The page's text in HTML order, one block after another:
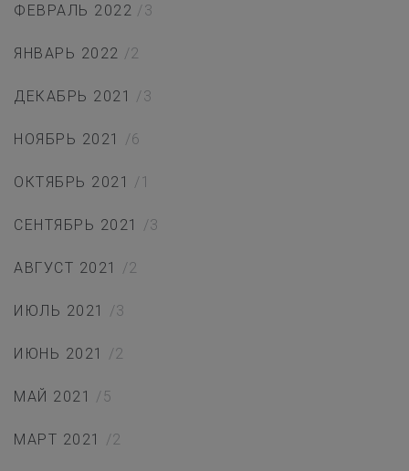
ФЕВРАЛЬ 2022 /3
ЯНВАРЬ 2022 /2
ДЕКАБРЬ 2021 /3
НОЯБРЬ 2021 /6
ОКТЯБРЬ 2021 /1
СЕНТЯБРЬ 2021 /3
АВГУСТ 2021 /2
ИЮЛЬ 2021 /3
ИЮНЬ 2021 /2
МАЙ 2021 /5
МАРТ 2021 /2